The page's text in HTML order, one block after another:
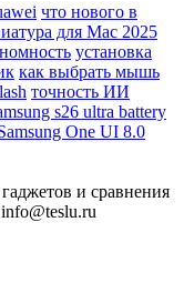
что нового в
для Mac 2025
установка
как выбрать мышь
точность ИИ
s26 ultra battery
One UI 8.0
и сравнения